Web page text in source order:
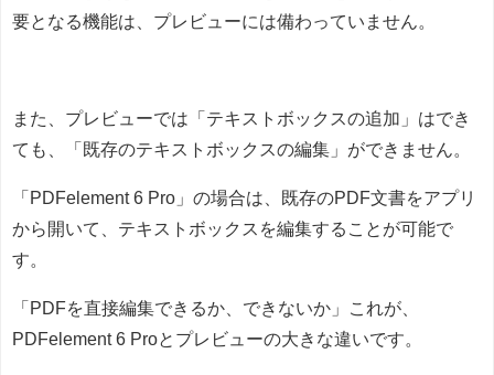
要となる機能は、プレビューには備わっていません。
また、プレビューでは「テキストボックスの追加」はでき
ても、「既存のテキストボックスの編集」ができません。
「PDFelement 6 Pro」の場合は、既存のPDF文書をアプリ
から開いて、テキストボックスを編集することが可能で
す。
「PDFを直接編集できるか、できないか」これが、
PDFelement 6 Proとプレビューの大きな違いです。